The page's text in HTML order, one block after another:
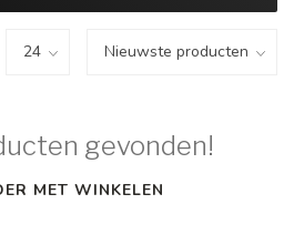
gevonden!
MET WINKELEN